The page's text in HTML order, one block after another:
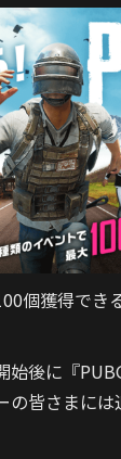
個獲得でき
始後に『
の皆さまに